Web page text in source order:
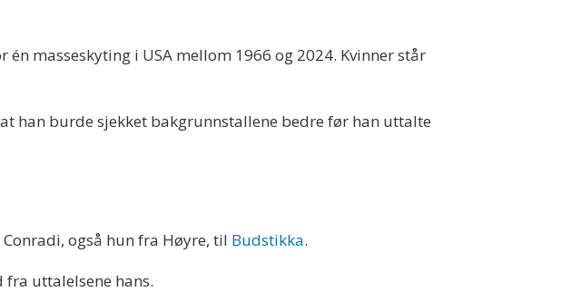
masseskyting i USA mellom 1966 og 2024. Kvinner står
han burde sjekket bakgrunnstallene bedre før han uttalte
også hun fra Høyre, til Budstikka.
fra uttalelsene hans.